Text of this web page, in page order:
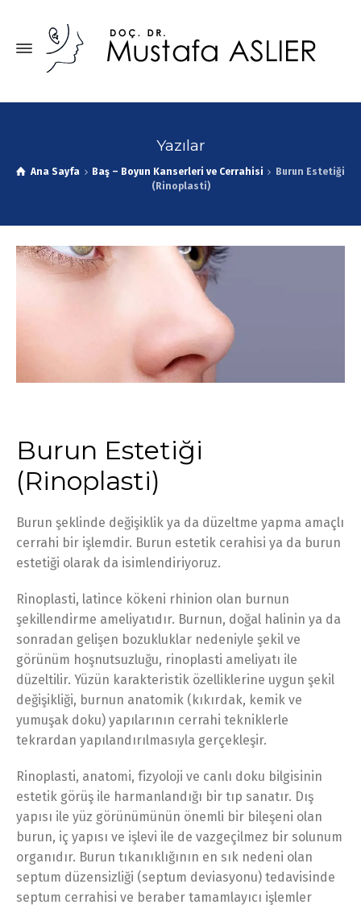
Yazılar
Ana Sayfa Baş – Boyun Kanserleri ve Cerrahisi
Burun Estetiği
(Rinoplasti)
Burun Estetiği
(Rinoplasti)
Burun şeklinde değişiklik ya da düzeltme yapma amaçlı
cerrahi bir işlemdir. Burun estetik cerahisi ya da burun
estetiği olarak da isimlendiriyoruz.
Rinoplasti, latince kökeni rhinion olan burnun
şekillendirme ameliyatıdır. Burnun, doğal halinin ya da
sonradan gelişen bozukluklar nedeniyle şekil ve
görünüm hoşnutsuzluğu, rinoplasti ameliyatı ile
düzeltilir. Yüzün karakteristik özelliklerine uygun şekil
değişikliği, burnun anatomik (kıkırdak, kemik ve
yumuşak doku) yapılarının cerrahi tekniklerle
tekrardan yapılandırılmasıyla gerçekleşir.
Rinoplasti, anatomi, fizyoloji ve canlı doku bilgisinin
estetik görüş ile harmanlandığı bir tıp sanatır. Dış
yapısı ile yüz görünümünün önemli bir bileşeni olan
burun, iç yapısı ve işlevi ile de vazgeçilmez bir solunum
organıdır. Burun tıkanıklığının en sık nedeni olan
septum düzensizliği (septum deviasyonu) tedavisinde
septum cerrahisi ve beraber tamamlayıcı işlemler